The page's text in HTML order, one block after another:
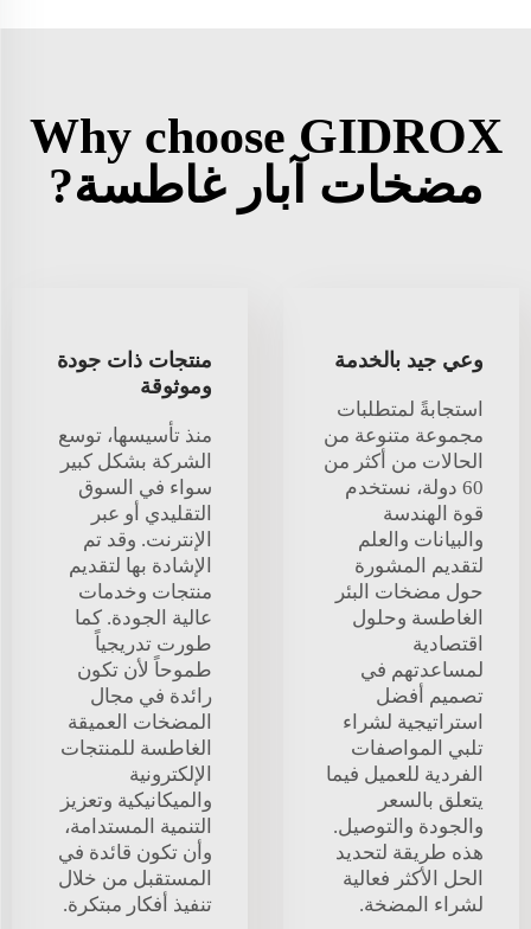
Why choose GIDROX
مضخات آبار غاطسة?
وعي جيد بالخدمة
استجابةً لمتطلبات
مجموعة متنوعة من
الحالات من أكثر من
60 دولة، نستخدم
قوة الهندسة
والبيانات والعلم
لتقديم المشورة
حول مضخات البئر
الغاطسة وحلول
اقتصادية
لمساعدتهم في
تصميم أفضل
استراتيجية لشراء
تلبي المواصفات
الفردية للعميل فيما
يتعلق بالسعر
والجودة والتوصيل.
هذه طريقة لتحديد
الحل الأكثر فعالية
لشراء المضخة.
منتجات ذات جودة
وموثوقة
منذ تأسيسها، توسع
الشركة بشكل كبير
سواء في السوق
التقليدي أو عبر
الإنترنت. وقد تم
الإشادة بها لتقديم
منتجات وخدمات
عالية الجودة. كما
طورت تدريجياً
طموحاً لأن تكون
رائدة في مجال
المضخات العميقة
الغاطسة للمنتجات
الإلكترونية
والميكانيكية وتعزيز
التنمية المستدامة،
وأن تكون قائدة في
المستقبل من خلال
تنفيذ أفكار مبتكرة.